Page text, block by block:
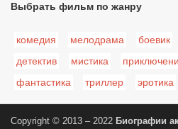
Выбрать фильм по жанру
комедия мелодрама боевик
детектив
мистика
фантастика
триллер эротика
Copyright © 2013 – 2022 Биографии